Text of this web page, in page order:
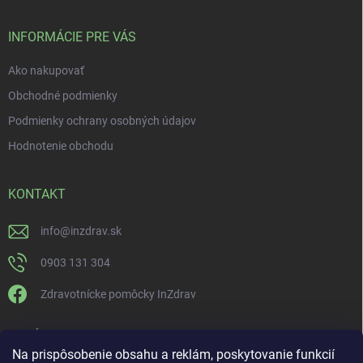
Na prispôsobenie obsahu a reklám, poskytovanie funkcií
INFORMÁCIE PRE VÁS
Ako nakupovať
Obchodné podmienky
Podmienky ochrany osobných údajov
Hodnotenie obchodu
KONTAKT
info@inzdrav.sk
0903 131 304
Zdravotnícke pomôcky InZdrav